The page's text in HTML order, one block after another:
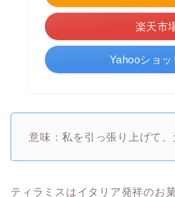
楽天市
Yahooショ
意味：私を引っ張り上げて、
ティラミスはイタリア発祥のお菓